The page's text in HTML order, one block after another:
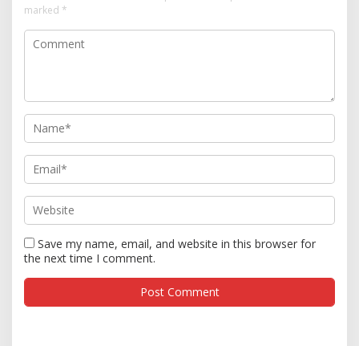
marked *
Save my name, email, and website in this browser for
the next time I comment.